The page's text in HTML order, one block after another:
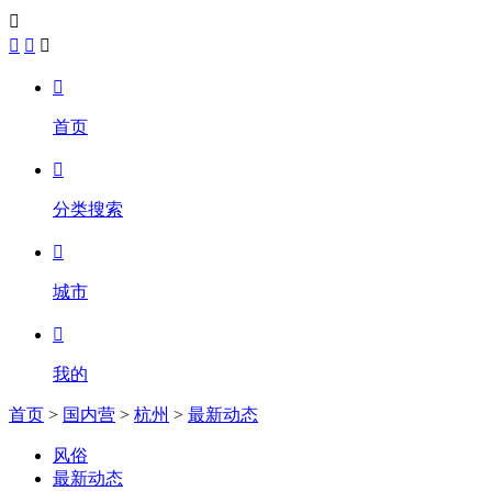

  

首页

分类搜索

城市

我的
首页 > 国内营 > 杭州 > 最新动态
风俗
最新动态